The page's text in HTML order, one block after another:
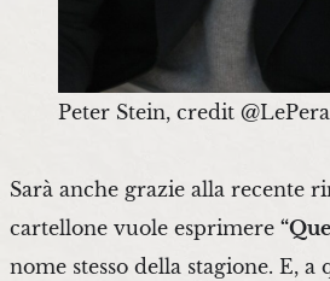
Peter Stein, credit @LePera
Sarà anche grazie alla recente
cartellone vuole esprimere
nome stesso della stagione. E,